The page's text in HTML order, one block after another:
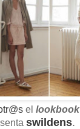
el lookbook
swildens.